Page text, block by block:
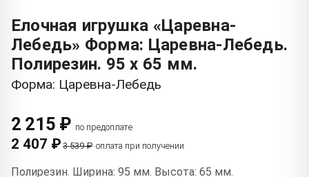
Елочная игрушка «Царевна-
Лебедь» Форма: Царевна-Лебедь.
Полирезин. 95 x 65 мм.
Форма: Царевна-Лебедь
2 215 ₽ по предоплате
2 407 ₽ 3 539 ₽ оплата при получении
Полирезин. Ширина: 95 мм. Высота: 65 мм.